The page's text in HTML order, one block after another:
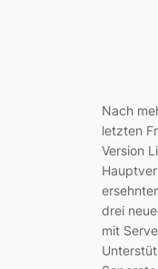
Nach
letzten
Version
drei
mit